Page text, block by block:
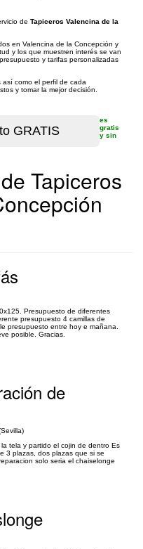
de Tapiceros Valencina de la
en Valencina de la Concepción y
y los que muestren interés se van
y tarifas personalizadas
como el perfil de cada
y tomar la mejor decisión.
es
gratis
y sin
Tapiceros
Presupuesto de diferentes
presupuesto 4 camillas de
presupuesto entre hoy e mañana.
posible. Gracias.
de
tela y partido el cojin de dentro Es
3 plazas, dos plazas que si se
solo seria el chaiselonge